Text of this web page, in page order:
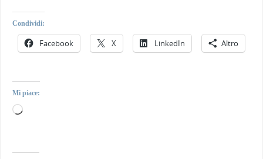
Condividi:
Facebook X LinkedIn Altro
Mi piace: